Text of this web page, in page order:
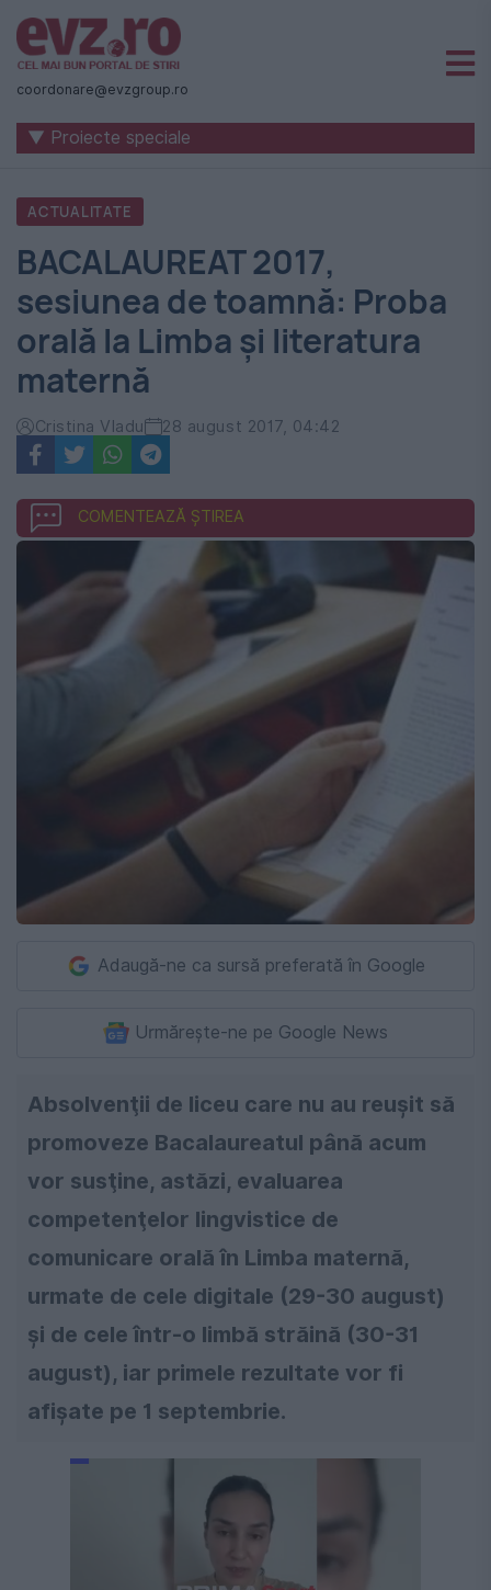
Știri
naționale
internaționale
România
-
Evenimentul
Zilei
coordonare@evzgroup.ro
▼ Proiecte speciale
ACTUALITATE
BACALAUREAT 2017,
sesiunea de toamnă: Proba
orală la Limba şi literatura
maternă
Cristina Vladu 28 august 2017, 04:42
COMENTEAZĂ ȘTIREA
Adaugă-ne ca sursă preferată în Google
Urmărește-ne pe Google News
Absolvenţii de liceu care nu au reuşit să
promoveze Bacalaureatul până acum
vor susţine, astăzi, evaluarea
competenţelor lingvistice de
comunicare orală în Limba maternă,
urmate de cele digitale (29-30 august)
şi de cele într-o limbă străină (30-31
august), iar primele rezultate vor fi
afişate pe 1 septembrie.